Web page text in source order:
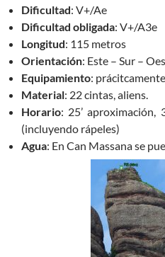
Dificultad: V+/Ae
Dificultad obligada: V+/A3e
Longitud: 115 metros
Orientación: Este – Sur –
Equipamiento:
Material: 22 cintas, aliens.
Horario: 25’ aproximación,
(incluyendo rápeles)
Agua: En Can Massana se